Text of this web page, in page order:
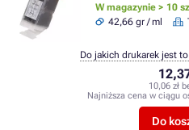
W magazynie > 10
42,66 gr / ml
10,06 zł
Najniższa cena w ciągu
Do
Do jakich drukarek jest